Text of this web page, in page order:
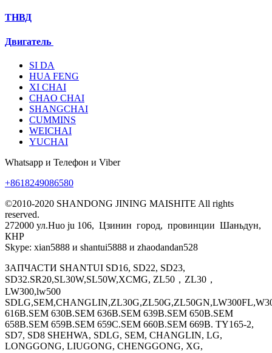
ТНВД
Двигатель
SI DA
HUA FENG
XI CHAI
CHAO CHAI
SHANGCHAI
CUMMINS
WEICHAI
YUCHAI
Whatsapp и Телефон и Viber
+8618249086580
©2010-2020 SHANDONG JINING MAISHITE All rights
reserved.
272000 ул.Huo ju 106, Цзинин город, провинции Шаньдун,
КНР
Skype: xian5888 и shantui5888 и zhaodandan528
ЗАПЧАСТИ SHANTUI SD16, SD22, SD23,
SD32.SR20,SL30W,SL50W,XCMG, ZL50，ZL30，
LW300,lw500
616B.SEM 630B.SEM 636B.SEM 639B.SEM 650B.SEM
658B.SEM 659B.SEM 659C.SEM 660B.SEM 669B. TY165-2,
SD7, SD8 SHEHWA, SDLG, SEM, CHANGLIN, LG,
LONGGONG, LIUGONG, CHENGGONG, XG,